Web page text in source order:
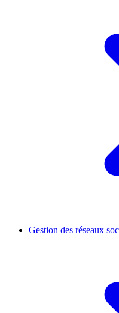
Gestion des réseaux